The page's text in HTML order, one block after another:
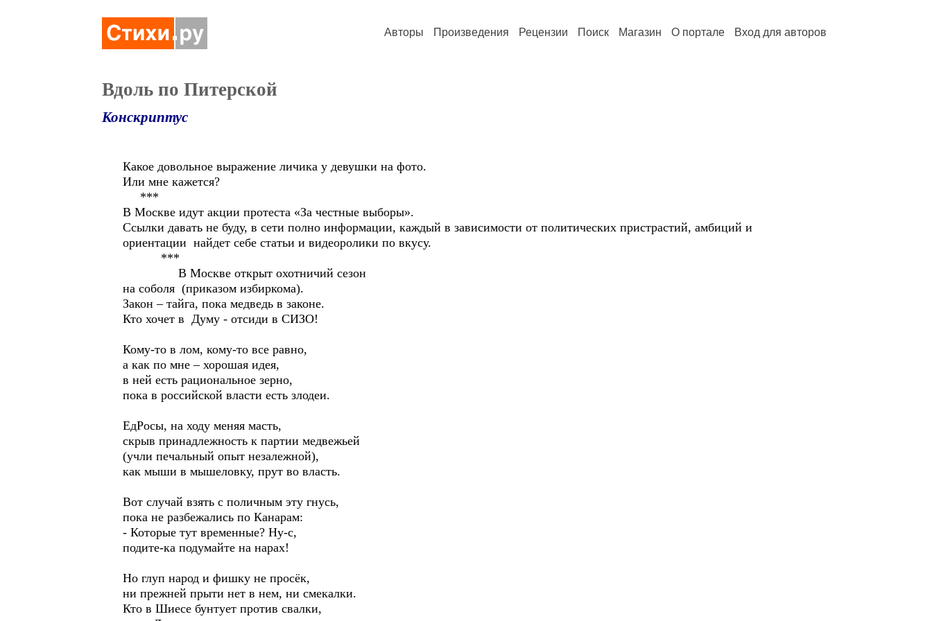
Авторы Произведения Рецензии Поиск Магазин О портале Вход для авторов
Вдоль по Питерской
Конскриптус
Какое довольное выражение личика у девушки на фото.
Или мне кажется?
***
В Москве идут акции протеста «За честные выборы».
Ссылки давать не буду, в сети полно информации, каждый в зависимости от политических пристрастий, амбиций и
ориентации найдет себе статьи и видеоролики по вкусу.
***
В Москве открыт охотничий сезон
на соболя (приказом избиркома).
Закон – тайга, пока медведь в законе.
Кто хочет в Думу - отсиди в СИЗО!
Кому-то в лом, кому-то все равно,
а как по мне – хорошая идея,
в ней есть рациональное зерно,
пока в российской власти есть злодеи.
ЕдРосы, на ходу меняя масть,
скрыв принадлежность к партии медвежьей
(учли печальный опыт незалежной),
как мыши в мышеловку, прут во власть.
Вот случай взять с поличным эту гнусь,
пока не разбежались по Канарам:
- Которые тут временные? Ну-с,
подите-ка подумайте на нарах!
Но глуп народ и фишку не просёк,
ни прежней прыти нет в нем, ни смекалки.
Кто в Шиесе бунтует против свалки,